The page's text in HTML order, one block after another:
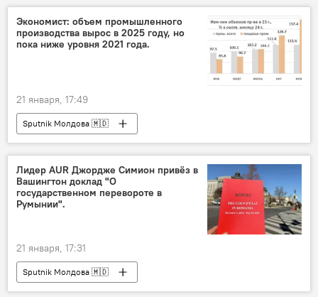
Экономист: объем промышленного
производства вырос в 2025 году, но
пока ниже уровня 2021 года.
21 января, 17:49
Sputnik Молдова 🇲🇩
Лидер AUR Джордже Симион привёз в
Вашингтон доклад "О
государственном перевороте в
Румынии".
21 января, 17:31
Sputnik Молдова 🇲🇩